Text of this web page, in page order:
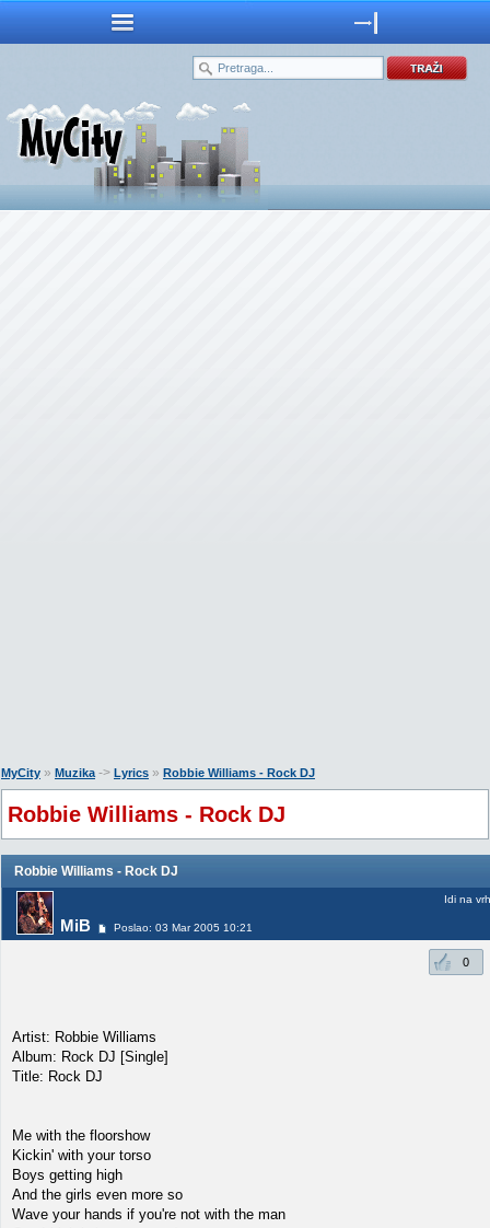
MyCity » Muzika-> Lyrics » Robbie Williams - Rock DJ
Robbie Williams - Rock DJ
Robbie Williams - Rock DJ
MiB Poslao: 03 Mar 2005 10:21
Idi na vrh
0
Artist: Robbie Williams
Album: Rock DJ [Single]
Title: Rock DJ
Me with the floorshow
Kickin' with your torso
Boys getting high
And the girls even more so
Wave your hands if you're not with the man